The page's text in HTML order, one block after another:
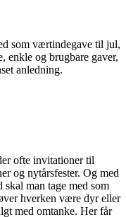
som værtindegave til jul,
enkle og brugbare gaver,
anledning.
ofte invitationer til
og nytårsfester. Og med
man tage med som
hverken være dyr eller
med omtanke. Her får